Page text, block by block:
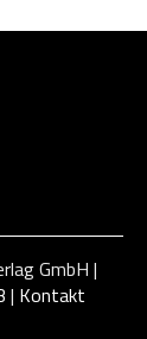
GmbH |
| Kontakt